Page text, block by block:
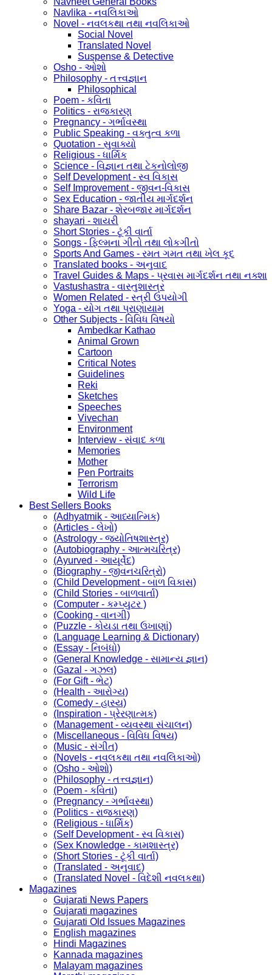
Navlika - નવલિકાઓ
Novel - નવલકથા તથા નવલિકાઓ
Social Novel
Translated Novel
Suspense & Detective
Osho - ઓશો
Philosophy - તત્ત્વજ્ઞાન
Philosophical
Poem - કવિતા
Politics - રાજકારણ
Pregnancy - ગર્ભાવસ્થા
Public Speaking - વક્તુત્વ કળા
Quotation - સુવાક્યો
Religious - ધાર્મિક
Science - વિજ્ઞાન તથા ટેકનોલોજી
Self Development - સ્વ વિકાસ
Self Improvement - જીવન-વિકાસ
Sex Education - જાતીય માર્ગદર્શન
Share Bazar - શેરબજાર માર્ગદર્શન
shayari - શાયરી
Short Stories - ટૂંકી વાર્તા
Songs - ફિલ્મના ગીતો તથા લોકગીતો
Sports And Games - રમત ગમત તથા ખેલ કૂદ
Translated books - અનુવાદ
Travel Guides & Maps - પ્રવાસ માર્ગદર્શન તથા નક્શા
Vastushastra - વાસ્તુશાસ્ત્ર
Women Related - સ્ત્રી ઉપયોગી
Yoga - યોગ તથા પ્રાણાયામ
Other Subjects - વિવિધ વિષયો
Ambedkar Kathao
Animal Grown
Cartoon
Critical Notes
Guidelines
Reki
Sketches
Speeches
Vivechan
Environment
Interview - સંવાદ કળા
Memories
Mother
Pen Portraits
Terrorism
Wild Life
Best Sellers Books
(Adhyatmik - આધ્યાત્મિક)
(Articles - લેખો)
(Astrology - જ્યોતિષશાસ્ત્ર)
(Autobiography - આત્મચરિત્ર)
(Ayurved - આયૂર્વેદ)
(Biography - જીવનચરિત્રો)
(Child Development - બાળ વિકાસ)
(Child Stories - બાળવાર્તા)
(Computer - કમ્પ્યુટર )
(Cooking - વાનગી)
(Puzzle - કોયડા તથા ઉખાણાં)
(Language Learning & Dictionary)
(Essay - નિબંધો)
(General Knowledge - સામાન્ય જ્ઞાન)
(Gazal - ગઝલ)
(For Gift - ભેટ)
(Health - આરોગ્ય)
(Comedy - હાસ્ય)
(Inspiration - પ્રેરણાત્મક)
(Management - વ્યવસ્થા સંચાલન)
(Miscellaneous - વિવિધ વિષય)
(Music - સંગીત)
(Novels - નવલકથા તથા નવલિકાઓ)
(Osho - ઓશો)
(Philosophy - તત્ત્વજ્ઞાન)
(Poem - કવિતા)
(Pregnancy - ગર્ભાવસ્થા)
(Politics - રાજકારણ)
(Religious - ધાર્મિક)
(Self Development - સ્વ વિકાસ)
(Sex Knowledge - કામશાસ્ત્ર)
(Short Stories - ટૂંકી વાર્તા)
(Translated - અનુવાદ)
(Translated Novel - વિદેશી નવલકથા)
Magazines
Gujarati News Papers
Gujarati magazines
Gujarati Old Issues Magazines
English magazines
Hindi Magazines
Kannada magazines
Malayam magazines